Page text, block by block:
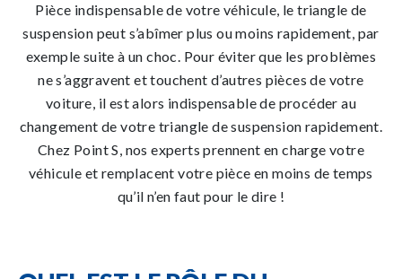
Pièce indispensable de votre véhicule, le triangle de
suspension peut s’abîmer plus ou moins rapidement, par
exemple suite à un choc. Pour éviter que les problèmes
ne s’aggravent et touchent d’autres pièces de votre
voiture, il est alors indispensable de procéder au
changement de votre triangle de suspension rapidement.
Chez Point S, nos experts prennent en charge votre
véhicule et remplacent votre pièce en moins de temps
qu’il n’en faut pour le dire !